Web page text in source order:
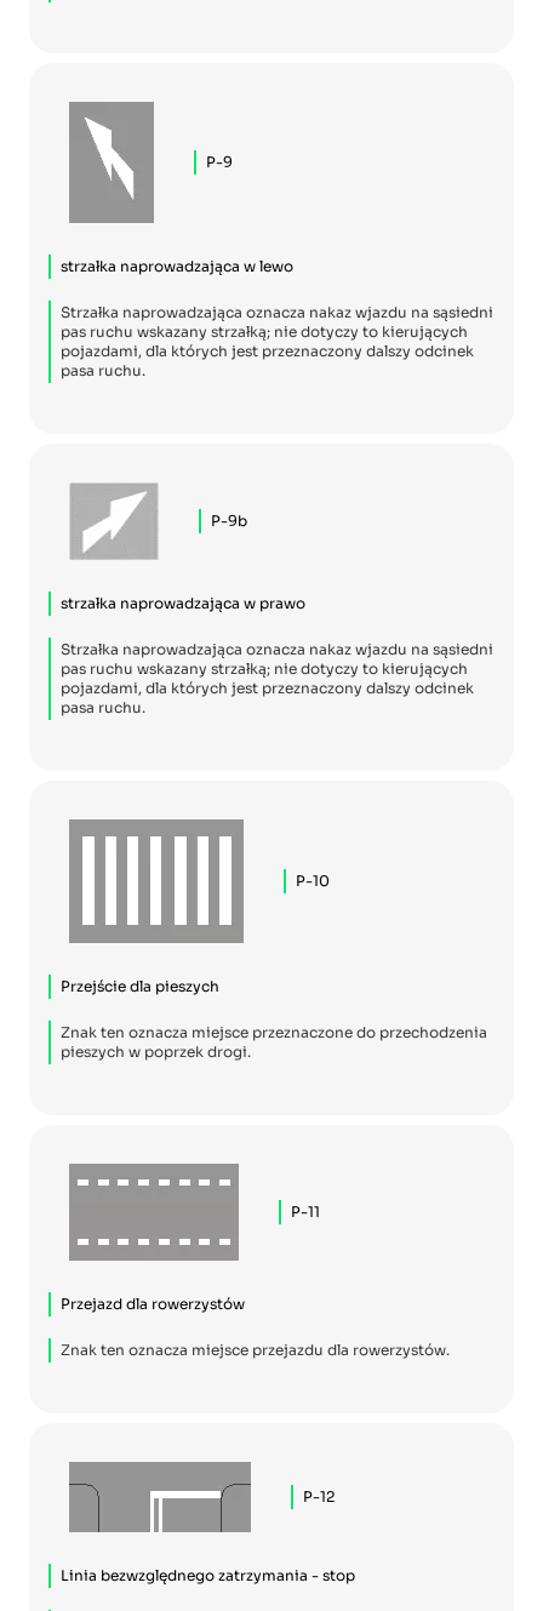
P-9
strzałka naprowadzająca w lewo
Strzałka naprowadzająca oznacza nakaz wjazdu na sąsiedni
pas ruchu wskazany strzałką; nie dotyczy to kierujących
pojazdami, dla których jest przeznaczony dalszy odcinek
pasa ruchu.
P-9b
strzałka naprowadzająca w prawo
Strzałka naprowadzająca oznacza nakaz wjazdu na sąsiedni
pas ruchu wskazany strzałką; nie dotyczy to kierujących
pojazdami, dla których jest przeznaczony dalszy odcinek
pasa ruchu.
P-10
Przejście dla pieszych
Znak ten oznacza miejsce przeznaczone do przechodzenia
pieszych w poprzek drogi.
P-11
Przejazd dla rowerzystów
Znak ten oznacza miejsce przejazdu dla rowerzystów.
P-12
Linia bezwzględnego zatrzymania - stop